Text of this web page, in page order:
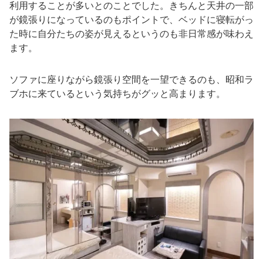
利用することが多いとのことでした。きちんと天井の一部
が鏡張りになっているのもポイントで、ベッドに寝転がっ
た時に自分たちの姿が見えるというのも非日常感が味わえ
ます。
ソファに座りながら鏡張り空間を一望できるのも、昭和ラ
ブホに来ているという気持ちがグッと高まります。